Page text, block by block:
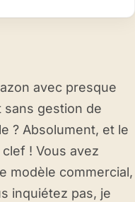
avec presque
sans gestion de
? Absolument, et le
! Vous avez
modèle commercial,
inquiétez pas, je